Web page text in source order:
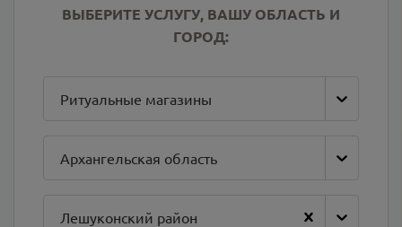
ВЫБЕРИТЕ УСЛУГУ, ВАШУ ОБЛАСТЬ И
ГОРОД:
Ритуальные магазины
Архангельская область
Лешуконский район